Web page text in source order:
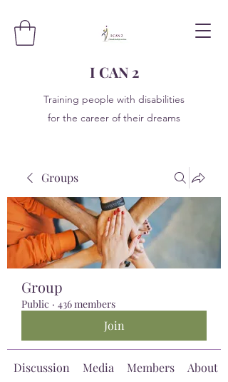
I CAN 2
Training people with disabilities
for the career of their dreams
Groups
Group
Public · 436 members
Join
Discussion Media Members About